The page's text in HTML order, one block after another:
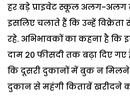
हर बड़े प्राइवेट स्कूल अलग-
इसलिए चलाते हैं कि उन्हें
रहे. अभिभावकों का कहना है कि
दाम 20 फीसदी तक बढ़ा दिए
कि दूसरी दुकानों में बुक न
दुकान से महंगी किताबें खरीदने